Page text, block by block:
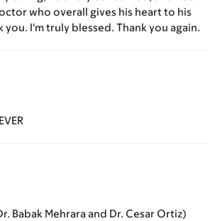
who overall gives his heart to his
you. I'm truly blessed. Thank you again.
Babak Mehrara and Dr. Cesar Ortiz)